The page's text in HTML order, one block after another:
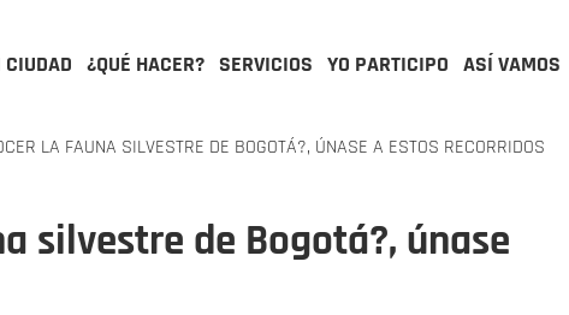
CIUDAD ¿QUÉ HACER? SERVICIOS YO PARTICIPO ASÍ VAMOS
LA FAUNA SILVESTRE DE BOGOTÁ?, ÚNASE A ESTOS RECORRIDOS
silvestre de Bogotá?, únase